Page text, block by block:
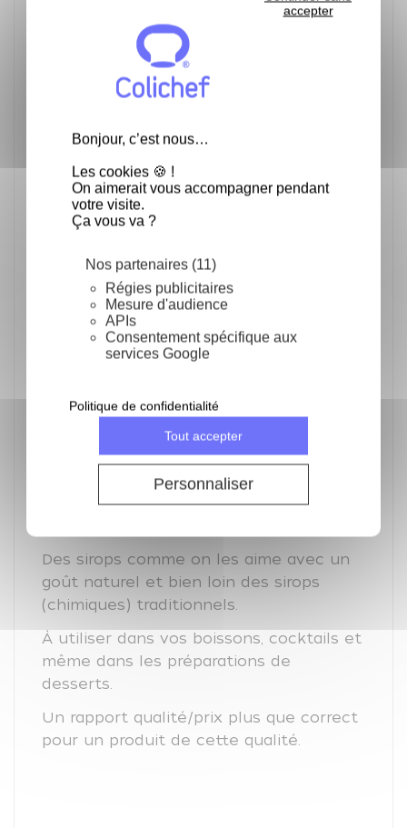
Bonjour, c’est nous…
Les cookies 🍪 !
On aimerait vous accompagner pendant
votre visite.
Ça vous va ?
Nos partenaires (11)
Régies publicitaires
Mesure d'audience
APIs
Consentement spécifique aux
services Google
Tout accepter
accepter
Personnaliser
Politique de confidentialité
Bacanha vous propose de véritables
signatures gustatives, avec au cœur de
chacune, un arôme et des saveurs
uniques. La mission de Bacanha, offrir
Des sirops comme on les aime avec un
goût naturel et bien loin des sirops
(chimiques) traditionnels.
À utiliser dans vos boissons, cocktails et
même dans les préparations de
desserts.
Un rapport qualité/prix plus que correct
pour un produit de cette qualité.